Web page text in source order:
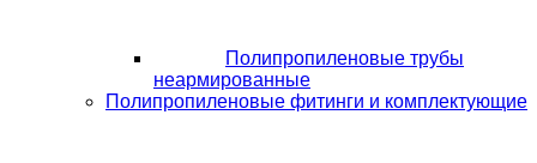
Полипропиленовые трубы
неармированные
Полипропиленовые фитинги и комплектующие